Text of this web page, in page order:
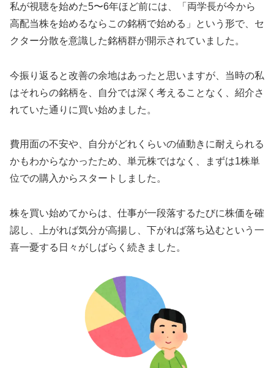
私が視聴を始めた5〜6年ほど前には、「両学長が今から
高配当株を始めるならこの銘柄で始める」という形で、セ
クター分散を意識した銘柄群が開示されていました。
今振り返ると改善の余地はあったと思いますが、当時の私
はそれらの銘柄を、自分では深く考えることなく、紹介さ
れていた通りに買い始めました。
費用面の不安や、自分がどれくらいの値動きに耐えられる
かもわからなかったため、単元株ではなく、まずは1株単
位での購入からスタートしました。
株を買い始めてからは、仕事が一段落するたびに株価を確
認し、上がれば気分が高揚し、下がれば落ち込むという一
喜一憂する日々がしばらく続きました。